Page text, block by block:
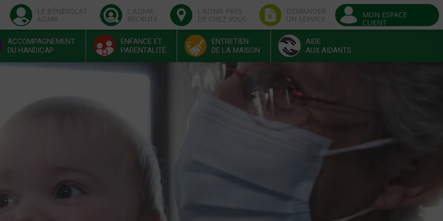
LE BÉNÉVOLAT
ADMR
L'ADMR
RECRUTE
L'ADMR PRÈS
DE CHEZ VOUS
DEMANDER
UN SERVICE
MON ESPACE
CLIENT
ACCOMPAGNEMENT
DU HANDICAP
ENFANCE ET
PARENTALITÉ
ENTRETIEN
DE LA MAISON
AIDE
AUX AIDANTS